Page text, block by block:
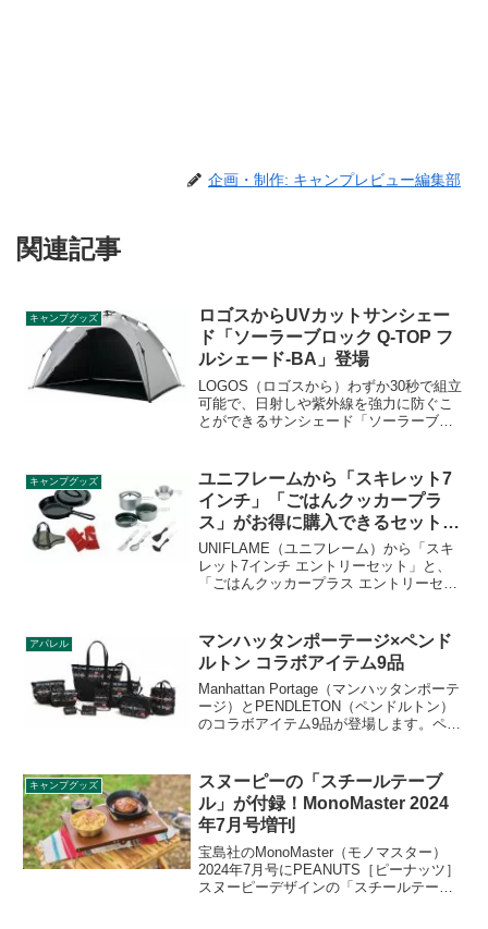
企画・制作: キャンプレビュー編集部
関連記事
キャンプグッズ
ロゴスからUVカットサンシェー
ド「ソーラーブロック Q-TOP フ
ルシェード-BA」登場
LOGOS（ロゴスから）わずか30秒で組立
可能で、日射しや紫外線を強力に防ぐこ
とができるサンシェード「ソーラーブロ
体化したシェードです。詳細をレビュー
します。
キャンプグッズ
ユニフレームから「スキレット7
インチ」「ごはんクッカープラ
ス」がお得に購入できるセット登
場
UNIFLAME（ユニフレーム）から「スキ
レット7インチ エントリーセット」と、
「ごはんクッカープラス エントリーセッ
す。詳細をレビューします。
アパレル
マンハッタンポーテージ×ペンド
ルトン コラボアイテム9品
Manhattan Portage（マンハッタンポーテ
ージ）とPENDLETON（ペンドルトン）
のコラボアイテム9品が登場します。ペン
です。詳細をレビューします。
キャンプグッズ
スヌーピーの「スチールテーブ
ル」が付録！MonoMaster 2024
年7月号増刊
宝島社のMonoMaster（モノマスター）
2024年7月号にPEANUTS［ピーナッツ］
スヌーピーデザインの「スチールテーブ